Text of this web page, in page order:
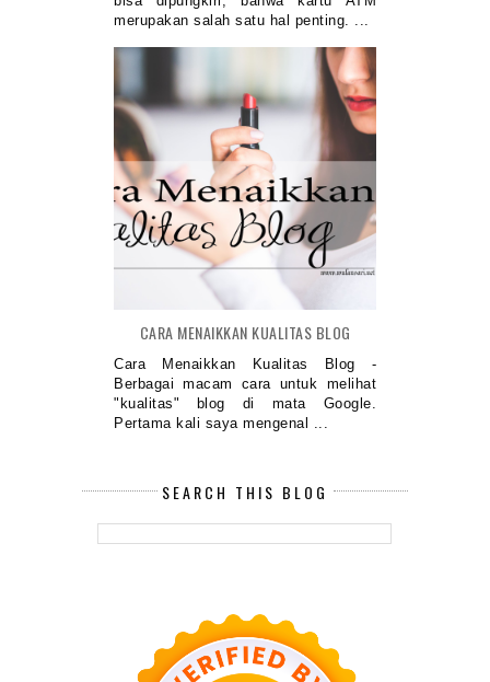
merupakan salah satu hal penting. ...
CARA MENAIKKAN KUALITAS BLOG
Cara Menaikkan Kualitas Blog -
Berbagai macam cara untuk melihat
"kualitas" blog di mata Google.
Pertama kali saya mengenal ...
SEARCH THIS BLOG